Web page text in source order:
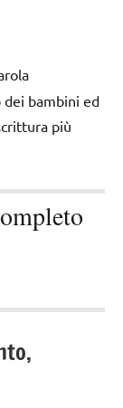
dei bambini ed
più